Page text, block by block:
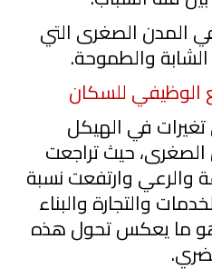
المدن الصغرى التي
والطموحة.
الوظيفي للسكان
تغيرات في الهيكل
حيث تراجعت
والرعي وارتفعت نسبة
والتجارة والبناء
ما يعكس تحول هذه